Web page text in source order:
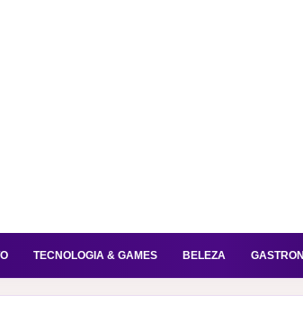
TECNOLOGIA & GAMES BELEZA